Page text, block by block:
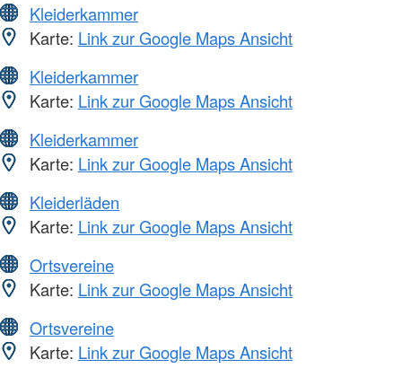
Kleiderkammer
Karte: Link zur Google Maps Ansicht
Kleiderkammer
Karte: Link zur Google Maps Ansicht
Kleiderkammer
Karte: Link zur Google Maps Ansicht
Kleiderläden
Karte: Link zur Google Maps Ansicht
Ortsvereine
Karte: Link zur Google Maps Ansicht
Ortsvereine
Karte: Link zur Google Maps Ansicht